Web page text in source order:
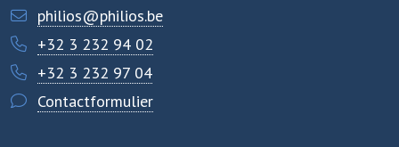
philios@philios.be
+32 3 232 94 02
+32 3 232 97 04
Contactformulier